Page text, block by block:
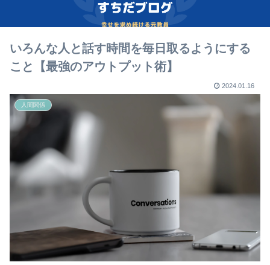
いろんな人と話す時間を毎日取るようにする
こと【最強のアウトプット術】
2024.01.16
人間関係